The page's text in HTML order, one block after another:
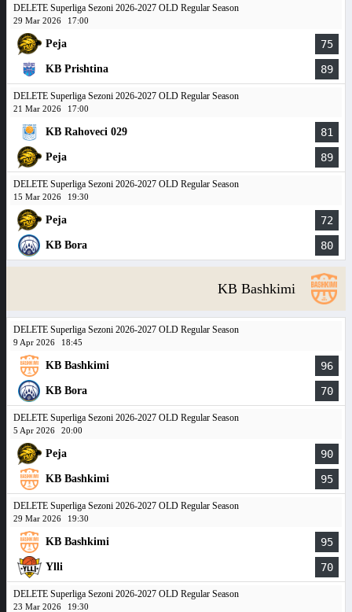
DELETE Superliga Sezoni 2026-2027 OLD Regular Season
29 Mar 2026 17:00
Peja 75
KB Prishtina 89
DELETE Superliga Sezoni 2026-2027 OLD Regular Season
21 Mar 2026 17:00
KB Rahoveci 029 81
Peja 89
DELETE Superliga Sezoni 2026-2027 OLD Regular Season
15 Mar 2026 19:30
Peja 72
KB Bora 80
KB Bashkimi
DELETE Superliga Sezoni 2026-2027 OLD Regular Season
9 Apr 2026 18:45
KB Bashkimi 96
KB Bora 70
DELETE Superliga Sezoni 2026-2027 OLD Regular Season
5 Apr 2026 20:00
Peja 90
KB Bashkimi 95
DELETE Superliga Sezoni 2026-2027 OLD Regular Season
29 Mar 2026 19:30
KB Bashkimi 95
Ylli 70
DELETE Superliga Sezoni 2026-2027 OLD Regular Season
23 Mar 2026 19:30